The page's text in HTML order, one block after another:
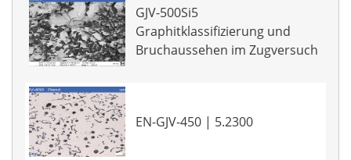
GJV-500Si5
Graphitklassifizierung und
Bruchaussehen im Zugversuch
EN-GJV-450 | 5.2300